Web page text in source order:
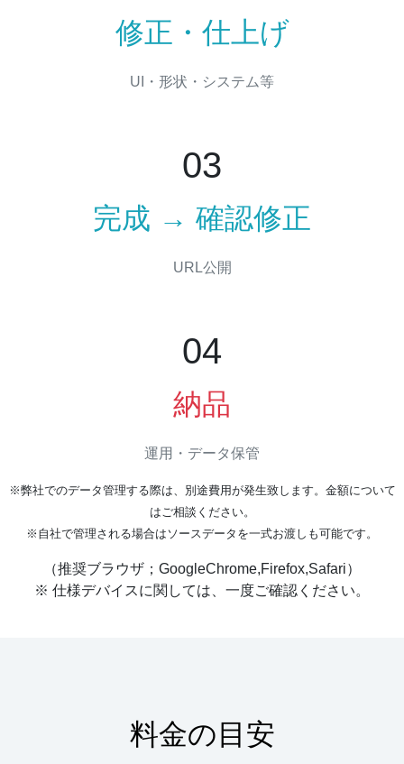
修正・仕上げ
UI・形状・システム等
03
完成 → 確認修正
URL公開
04
納品
運用・データ保管
※弊社でのデータ管理する際は、別途費用が発生致します。金額について
はご相談ください。
※自社で管理される場合はソースデータを一式お渡しも可能です。
（推奨ブラウザ；GoogleChrome,Firefox,Safari）
※ 仕様デバイスに関しては、一度ご確認ください。
料金の目安